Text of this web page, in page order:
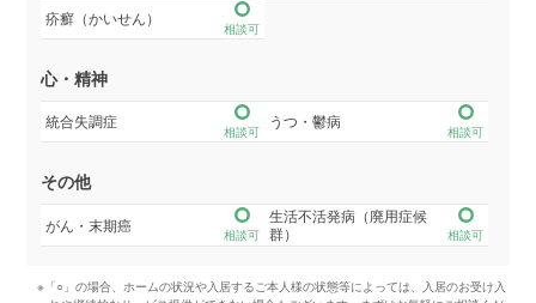
疥癬（かいせん）
相談可
心・精神
統合失調症
相談可
うつ・鬱病
相談可
その他
がん・末期癌
相談可
生活不活発病（廃用症候
群）
相談可
※「○」の場合、ホームの状況や入居するご本人様の状態等によっては、入居のお受け入